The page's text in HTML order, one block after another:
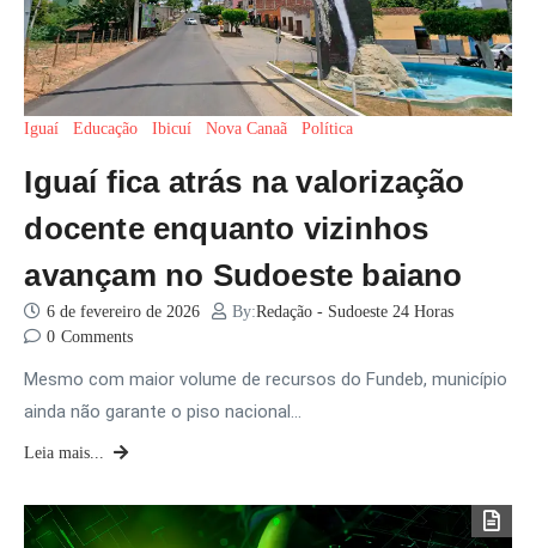
Iguaí Educação Ibicuí Nova Canaã Política
Iguaí fica atrás na valorização
docente enquanto vizinhos
avançam no Sudoeste baiano
6 de fevereiro de 2026 By:Redação - Sudoeste 24 Horas
0 Comments
Mesmo com maior volume de recursos do Fundeb, município
ainda não garante o piso nacional…
Leia mais...